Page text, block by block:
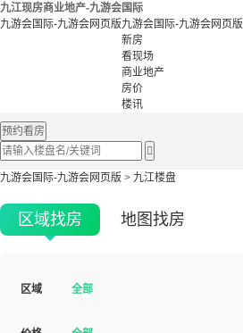
九江现房商业地产-九游会国际
九游会国际-九游会网页版九游会国际-九游会网页版
新房
看现场
商业地产
房价
楼讯
预约看房

九游会国际-九游会网页版 > 九江楼盘
区域找房 地图找房
区域 全部